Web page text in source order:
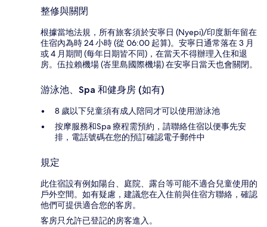
整修與關閉
根據當地法規，所有旅客須於安寧日 (Nyepi)/印度新年留在
住宿內為時 24 小時 (從 06:00 起算)。安寧日通常落在 3 月
或 4 月期間 (每年日期皆不同)，在當天不得辦理入住和退
房。伍拉賴機場 (峇里島國際機場) 在安寧日當天也會關閉。
游泳池、Spa 和健身房 (如有)
8 歲以下兒童須有成人陪同才可以使用游泳池
按摩服務和Spa 療程需預約，請聯絡住宿以便事先安
排，電話號碼在您的預訂確認電子郵件中
規定
此住宿設有例如陽台、庭院、露台等可能不適合兒童使用的
戶外空間。如有疑慮，建議您在入住前與住宿方聯絡，確認
他們可提供適合您的客房。
客房只允許已登記的房客進入。